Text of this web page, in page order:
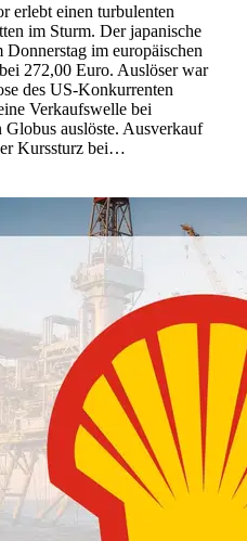
erlebt einen turbulenten
im Sturm. Der japanische
im europäischen
272,00 Euro. Auslöser war
des US-Konkurrenten
Verkaufswelle bei
auslöste. Ausverkauf
Kurssturz bei…